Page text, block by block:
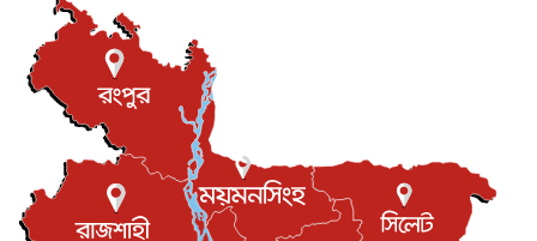
যুক্তরাজ্যে গ্রুমিং কেলেঙ্কারি : পাকিস্তানির অপরাধে অস্বস্তি...
আন্তর্জাতিক
বিরোধ কাটিয়ে কূটনৈতিক সম্পর্ক পুনঃস্থাপন করছে মেক্সিকো ও
আন্তর্জাতিক
এবার ওটিটিতে মুক্তি পেল ‘মালিক’
বিনোদন ৮ আগস্ট, ২০২৬